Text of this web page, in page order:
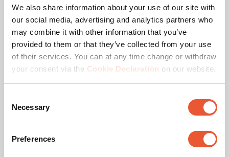
We also share information about your use of our site with
our social media, advertising and analytics partners who
may combine it with other information that you’ve
provided to them or that they’ve collected from your use
of their services. You can at any time change or withdraw
your consent via the Cookie Declaration on our website.
Selection
Necessary
Preferences
Certifié TAA
« substantiellement transformé ») dans un pays